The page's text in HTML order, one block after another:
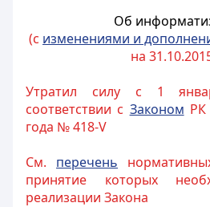
Об
(с изменениями и
на
Утратил силу с 1
соответствии с Законом РК
года № 418-V
См. перечень
принятие которых
реализации Закона